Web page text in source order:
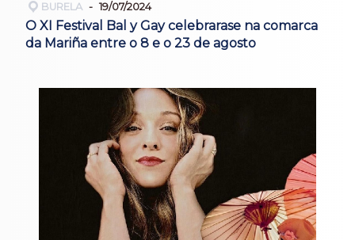
BURELA 19/07/2024
O XI Festival Bal y Gay celebrarase na comarca
da Mariña entre o 8 e o 23 de agosto